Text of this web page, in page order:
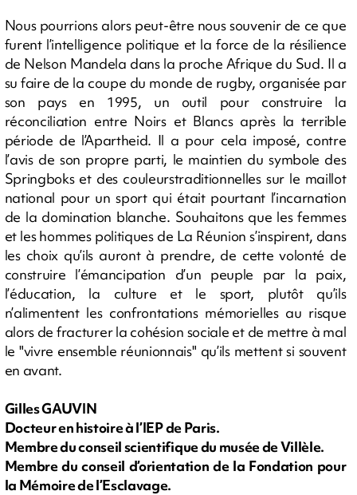
Nous pourrions alors peut-être nous souvenir de ce que
furent l’intelligence politique et la force de la résilience
de Nelson Mandela dans la proche Afrique du Sud. Il a
su faire de la coupe du monde de rugby, organisée par
son pays en 1995, un outil pour construire la
réconciliation entre Noirs et Blancs après la terrible
période de l’Apartheid. Il a pour cela imposé, contre
l’avis de son propre parti, le maintien du symbole des
Springboks et des couleurstraditionnelles sur le maillot
national pour un sport qui était pourtant l’incarnation
de la domination blanche. Souhaitons que les femmes
et les hommes politiques de La Réunion s’inspirent, dans
les choix qu’ils auront à prendre, de cette volonté de
construire l’émancipation d’un peuple par la paix,
l’éducation, la culture et le sport, plutôt qu’ils
n’alimentent les confrontations mémorielles au risque
alors de fracturer la cohésion sociale et de mettre à mal
le "vivre ensemble réunionnais" qu’ils mettent si souvent
en avant.
Gilles GAUVIN
Docteur en histoire à l’IEP de Paris.
Membre du conseil scientifique du musée de Villèle.
Membre du conseil d’orientation de la Fondation pour
la Mémoire de l’Esclavage.